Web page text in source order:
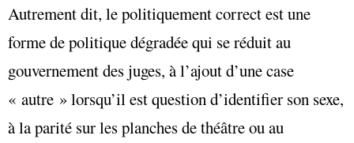
Autrement dit, le politiquement correct est une
forme de politique dégradée qui se réduit au
gouvernement des juges, à l’ajout d’une case
« autre » lorsqu’il est question d’identifier son sexe,
à la parité sur les planches de théâtre ou au